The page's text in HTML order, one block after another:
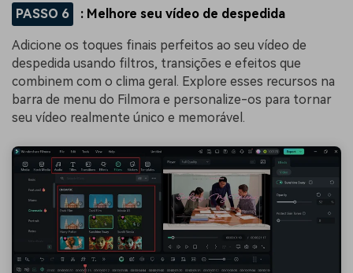
PASSO 6 : Melhore seu vídeo de despedida
Adicione os toques finais perfeitos ao seu vídeo de
despedida usando filtros, transições e efeitos que
combinem com o clima geral. Explore esses recursos na
barra de menu do Filmora e personalize-os para tornar
seu vídeo realmente único e memorável.